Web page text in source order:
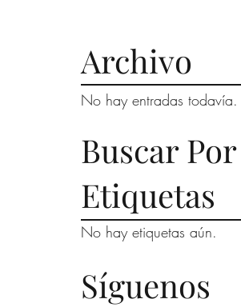
Archivo
No hay entradas todavía.
Buscar Por
Etiquetas
No hay etiquetas aún.
Síguenos